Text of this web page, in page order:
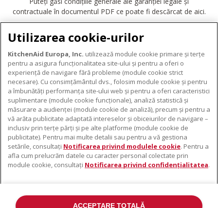
contractuale în documentul PDF ce poate fi descărcat de aici.
DESCĂRCARE GARANȚIE
DESPRE KITCHENAID
Despre KitchenAid
Istoria mărcii
ODR
PRODUSELE NOASTRE
Electrocasnice mici
Accesorii pentru produse
SUPORT
De unde cumpărați
Localizator centre de service
Contacte
Utilizarea cookie-urilor
KitchenAid Europa, Inc. utilizează module cookie primare și terțe
pentru a asigura funcționalitatea site-ului și pentru a oferi o
experiență de navigare fără probleme (module cookie strict
necesare). Cu consimțământul dvs., folosim module cookie și pentru
a îmbunătăți performanța site-ului web și pentru a oferi caracteristici
suplimentare (module cookie funcționale), analiză statistică și
măsurare a audienței (module cookie de analiză), precum și pentru a
vă arăta publicitate adaptată intereselor și obiceiurilor de navigare –
inclusiv prin terțe părți și pe alte platforme (module cookie de
publicitate). Pentru mai multe detalii sau pentru a vă gestiona
setările, consultați Notificarea privind modulele cookie. Pentru a
afla cum prelucrăm datele cu caracter personal colectate prin
module cookie, consultați Notificarea privind confidențialitatea.
ACCEPTARE TOTALĂ